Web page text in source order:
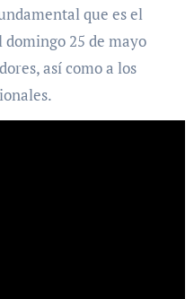
que es el
25 de mayo
así como a los